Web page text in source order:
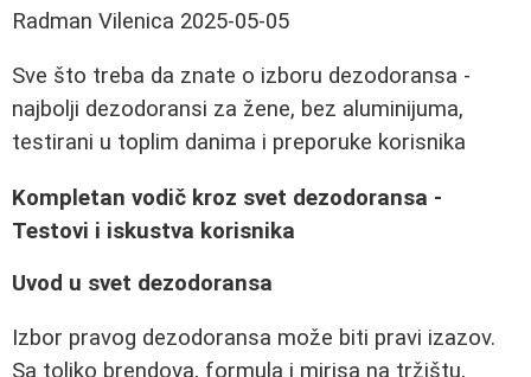
Radman Vilenica 2025-05-05
Sve što treba da znate o izboru dezodoransa -
najbolji dezodoransi za žene, bez aluminijuma,
testirani u toplim danima i preporuke korisnika
Kompletan vodič kroz svet dezodoransa -
Testovi i iskustva korisnika
Uvod u svet dezodoransa
Izbor pravog dezodoransa može biti pravi izazov.
Sa toliko brendova, formula i mirisa na tržištu,